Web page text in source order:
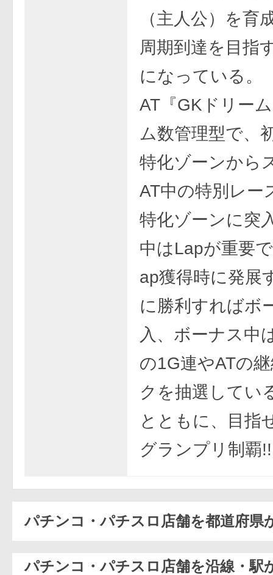
（主人公）を育
周期到達を目指
になっている。
AT『GKドリー
ム数管理型で、
特化ゾーンから
AT中の特別レー
特化ゾーンに突
中はLapが重要
ap獲得時に発展
に勝利すればボ
入、ボーナス中
の1G連やATの
クを抽選してい
とともに、目指
グランプリ制覇!!
パチンコ・パチスロ店舗を都道府県
パチンコ・パチスロ店舗を沿線・駅